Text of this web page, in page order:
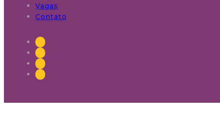
Vagas
Contato